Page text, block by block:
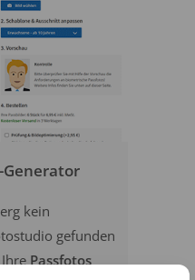
Generator
kein
gefunden
IhrePassfotos